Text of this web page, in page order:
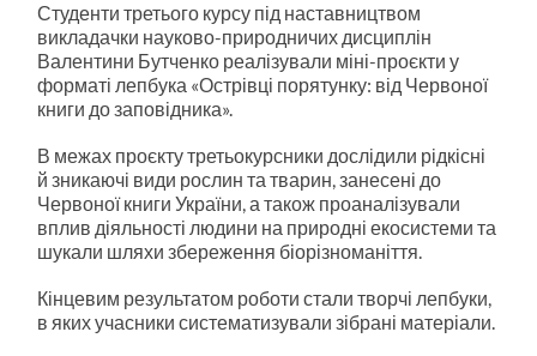
Студенти третього курсу під наставництвом
викладачки науково-природничих дисциплін
Валентини Бутченко реалізували міні-проєкти у
форматі лепбука «Острівці порятунку: від Червоної
книги до заповідника».
В межах проєкту третьокурсники дослідили рідкісні
й зникаючі види рослин та тварин, занесені до
Червоної книги України, а також проаналізували
вплив діяльності людини на природні екосистеми та
шукали шляхи збереження біорізноманіття.
Кінцевим результатом роботи стали творчі лепбуки,
в яких учасники систематизували зібрані матеріали.